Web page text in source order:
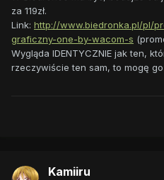
za 119zł.
Link: http://www.biedronka.pl/pl/
graficzny-one-by-wacom-s
Wygląda IDENTYCZNIE jak ten,
rzeczywiście ten sam, to mogę
Kamiiru